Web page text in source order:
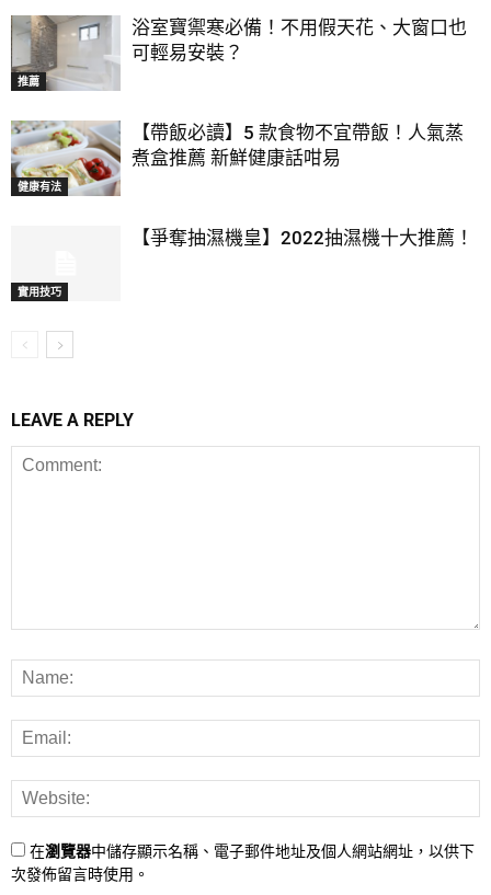
推薦
浴室寶禦寒必備！不用假天花、大窗口也
可輕易安裝？
健康有法
【帶飯必讀】5 款食物不宜帶飯！人氣蒸
煮盒推薦 新鮮健康話咁易
實用技巧
【爭奪抽濕機皇】2022抽濕機十大推薦！
LEAVE A REPLY
在瀏覽器中儲存顯示名稱、電子郵件地址及個人網站網址，以供下
次發佈留言時使用。